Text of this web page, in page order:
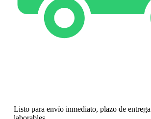
Listo para envío inmediato, plazo de